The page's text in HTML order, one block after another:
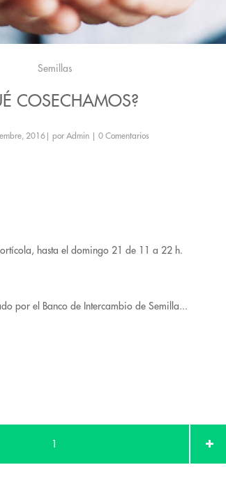
Semillas
COSECHAMOS?
2016 por Admin 0 Comentarios
hasta el domingo 21 de 11 a 22 h.
por el Banco de Intercambio de Semilla...
1